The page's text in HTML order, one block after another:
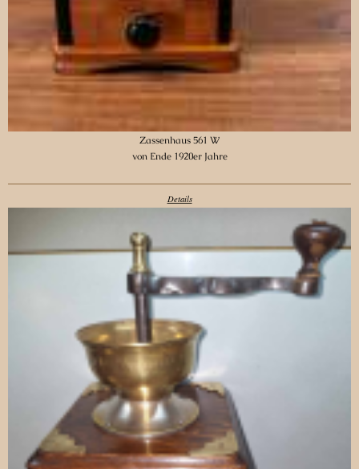
Zassenhaus 561 W
von Ende 1920er Jahre
Details